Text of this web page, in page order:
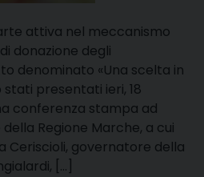
attiva nel meccanismo
donazione degli
denominato «Una scelta in
stati presentati ieri, 18
conferenza stampa ad
Regione Marche, a cui
Ceriscioli, governatore della
[…]